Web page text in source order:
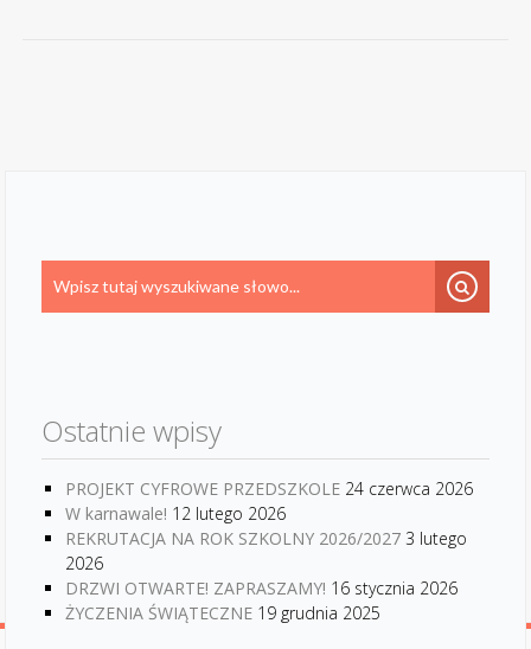
Ostatnie wpisy
PROJEKT CYFROWE PRZEDSZKOLE 24 czerwca 2026
W karnawale! 12 lutego 2026
REKRUTACJA NA ROK SZKOLNY 2026/2027 3 lutego
2026
DRZWI OTWARTE! ZAPRASZAMY! 16 stycznia 2026
ŻYCZENIA ŚWIĄTECZNE 19 grudnia 2025